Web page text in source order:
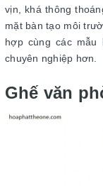
vịn, khá thông
mặt bàn tạo môi
hợp cùng các mẫu
chuyên nghiệp hơn.
Ghế văn